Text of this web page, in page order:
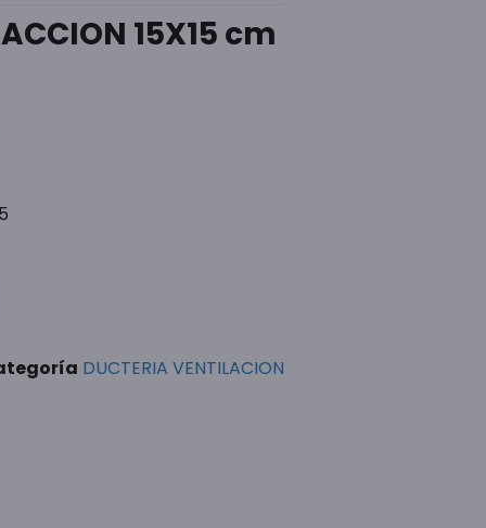
15X15 cm
DUCTERIA VENTILACION